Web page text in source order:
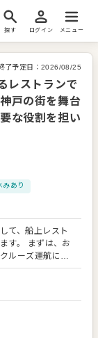
探す ログイン メニュー
了予定日： 2026/08/25
レストランで
戸の街を舞台
な役割を担い
みあり
て、船上レスト
す。 まずは、お
ルーズ運航に合
ス業務を中心に
お客様の大切な
ス品質向上に向
携わっていただ